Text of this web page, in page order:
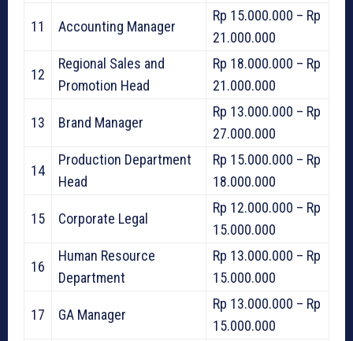
11 Accounting Manager
Rp 15.000.000 – Rp
21.000.000
12
Regional Sales and
Promotion Head
Rp 18.000.000 – Rp
21.000.000
13 Brand Manager
Rp 13.000.000 – Rp
27.000.000
14
Production Department
Head
Rp 15.000.000 – Rp
18.000.000
15 Corporate Legal
Rp 12.000.000 – Rp
15.000.000
16
Human Resource
Department
Rp 13.000.000 – Rp
15.000.000
17 GA Manager
Rp 13.000.000 – Rp
15.000.000